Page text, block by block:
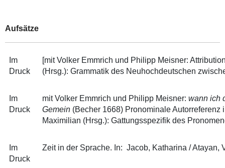
Aufsätze
Im
Druck
[mit Volker Emmrich und Philipp Meisner:
(Hrsg.): Grammatik des Neuhochdeutschen
Im
Druck
mit Volker Emmrich und Philipp Meisner: wann ich
Gemein(Becher 1668) Pronominale Autorreferenz
Maximilian (Hrsg.): Gattungsspezifik des
Im
Druck
Zeit in der Sprache. In: Jacob, Katharina / Atayan,